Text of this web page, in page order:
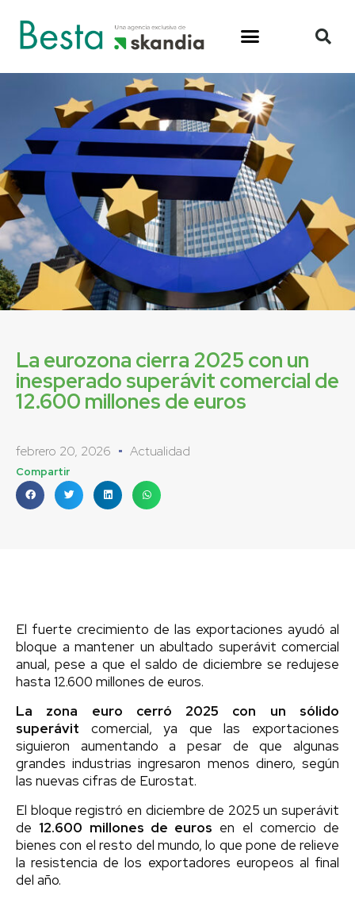
La eurozona cierra 2025 con un
inesperado superávit comercial de
12.600 millones de euros
febrero 20, 2026 Actualidad
Compartir
El fuerte crecimiento de las exportaciones ayudó al
bloque a mantener un abultado superávit comercial
anual, pese a que el saldo de diciembre se redujese
hasta 12.600 millones de euros.
La zona euro cerró 2025 con un sólido
superávit comercial, ya que las exportaciones
siguieron aumentando a pesar de que algunas
grandes industrias ingresaron menos dinero, según
las nuevas cifras de Eurostat.
El bloque registró en diciembre de 2025 un superávit
de 12.600 millones de euros en el comercio de
bienes con el resto del mundo, lo que pone de relieve
la resistencia de los exportadores europeos al final
del año.